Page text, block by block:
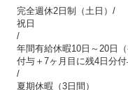
完全週休2日制（土日）/
祝日
/
年間有給休暇10日～20日
付与＋7ヶ月目に残4日分付
/
夏期休暇（3日間）